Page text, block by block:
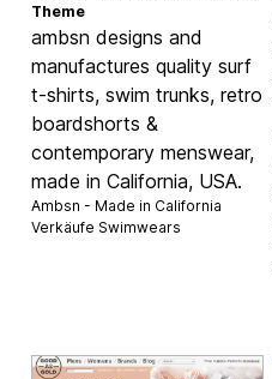
Theme
ambsn designs and
manufactures quality surf
t-shirts, swim trunks, retro
boardshorts &
contemporary menswear,
made in California, USA.
Ambsn - Made in California
Verkäufe Swimwears